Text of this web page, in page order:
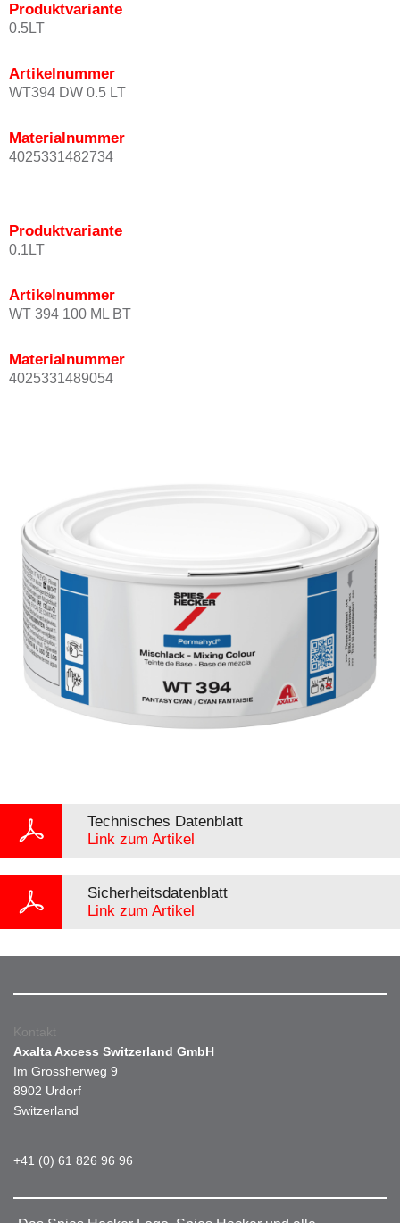
Produktvariante
0.5LT
Artikelnummer
WT394 DW 0.5 LT
Materialnummer
4025331482734
Produktvariante
0.1LT
Artikelnummer
WT 394 100 ML BT
Materialnummer
4025331489054
Technisches Datenblatt
Link zum Artikel
Sicherheitsdatenblatt
Link zum Artikel
Kontakt
Axalta Axcess Switzerland GmbH
Im Grossherweg 9
8902 Urdorf
Switzerland
+41 (0) 61 826 96 96